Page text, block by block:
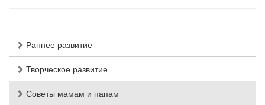
Раннее развитие
Творческое развитие
Советы мамам и папам